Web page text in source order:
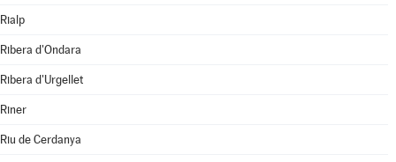
Rialp
Ribera d'Ondara
Ribera d'Urgellet
Riner
Riu de Cerdanya